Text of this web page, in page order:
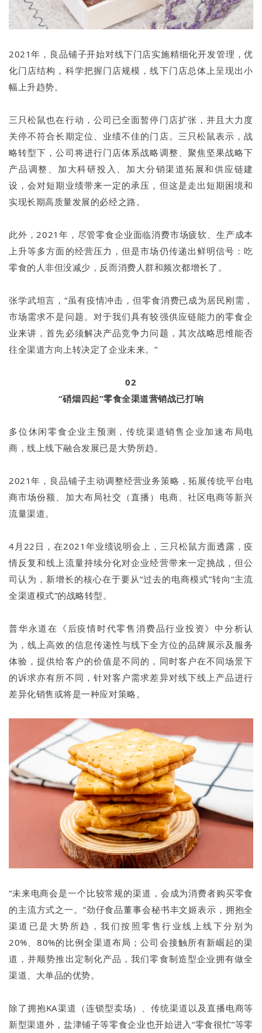
2021年，良品铺子开始对线下门店实施精细化开发管理，优
化门店结构，科学把握门店规模，线下门店总体上呈现出小
幅上升趋势。
三只松鼠也在行动，公司已全面暂停门店扩张，并且大力度
关停不符合长期定位、业绩不佳的门店。三只松鼠表示，战
略转型下，公司将进行门店体系战略调整、聚焦坚果战略下
产品调整、加大科研投入、加大分销渠道拓展和供应链建
设，会对短期业绩带来一定的承压，但这是走出短期困境和
实现长期高质量发展的必经之路。
此外，2021年，尽管零食企业面临消费市场疲软、生产成本
上升等多方面的经营压力，但是市场仍传递出鲜明信号：吃
零食的人非但没减少，反而消费人群和频次都增长了。
张学武坦言，“虽有疫情冲击，但零食消费已成为居民刚需，
市场需求不是问题。对于我们具有较强供应链能力的零食企
业来讲，首先必须解决产品竞争力问题，其次战略思维能否
往全渠道方向上转决定了企业未来。”
02
“硝烟四起”零食全渠道营销战已打响
多位休闲零食企业主预测，传统渠道销售企业加速布局电
商，线上线下融合发展已是大势所趋。
2021年，良品铺子主动调整经营业务策略，拓展传统平台电
商市场份额、加大布局社交（直播）电商、社区电商等新兴
流量渠道。
4月22日，在2021年业绩说明会上，三只松鼠方面透露，疫
情反复和线上流量持续分化对企业经营带来一定挑战，但公
司认为，新增长的核心在于要从“过去的电商模式”转向“主流
全渠道模式”的战略转型。
普华永道在《后疫情时代零售消费品行业投资》中分析认
为，线上高效的信息传递性与线下全方位的品牌展示及服务
体验，提供给客户的价值是不同的，同时客户在不同场景下
的诉求亦有所不同，针对客户需求差异对线下线上产品进行
差异化销售或将是一种应对策略。
“未来电商会是一个比较常规的渠道，会成为消费者购买零食
的主流方式之一。”劲仔食品董事会秘书丰文姬表示，拥抱全
渠道已是大势所趋，我们按照零售行业线上线下分别为
20%、80%的比例全渠道布局；公司会接触所有新崛起的渠
道，并顺势推出定制化产品，我们零食制造型企业拥有做全
渠道、大单品的优势。
除了拥抱KA渠道（连锁型卖场）、传统渠道以及直播电商等
新型渠道外，盐津铺子等零食企业也开始进入“零食很忙”等零